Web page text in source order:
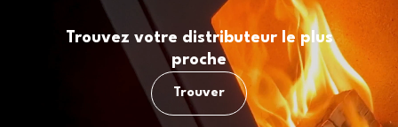
Trouvez votre distributeur le plus
proche
Trouver